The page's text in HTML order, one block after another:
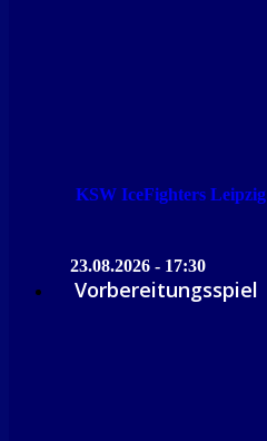
KSW IceFighters Leipzig
23.08.2026 - 17:30
Vorbereitungsspiel